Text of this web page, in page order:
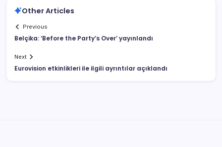
Other Articles
Previous
Belçika: ‘Before the Party’s Over’ yayınlandı
Next
Eurovision etkinlikleri ile ilgili ayrıntılar açıklandı